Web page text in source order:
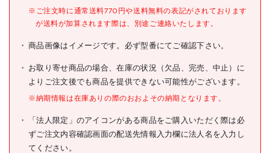
JANコード 4989999283501
●ツールワゴンドルフィン用
750X500用
材質/仕上
原産国
セット内容/付属品
注意事項
※ご注文時に通常送料770円や送料無料の表記がされております
が送料が加算されます際は、別途ご連絡いたします。
商品画像はイメージです。必ず型番にてご確認下さい。
お取り寄せ商品の場合、在庫の状況（欠品、完売、中止）に
よりご注文後でも商品を提供できない可能性がございます。
※納期情報は在庫ありの際のおおよその納期となります。
「法人限定」のアイコンがある商品をご購入いただく際は必
ずご注文内容確認画面の配送先情報入力欄に法人名を入力し
てください。